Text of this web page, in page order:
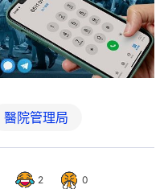
醫院管理局
2 0